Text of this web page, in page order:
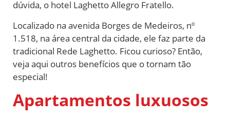
dúvida, o hotel Laghetto Allegro Fratello.
Localizado na avenida Borges de Medeiros, nº
1.518, na área central da cidade, ele faz parte da
tradicional Rede Laghetto. Ficou curioso? Então,
veja aqui outros benefícios que o tornam tão
especial!
Apartamentos luxuosos